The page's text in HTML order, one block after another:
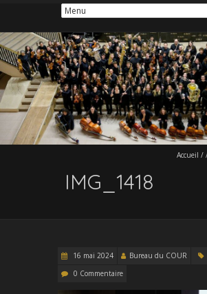
Accueil /
IMG_1418
16 mai 2024
Bureau du COUR
0 Commentaire